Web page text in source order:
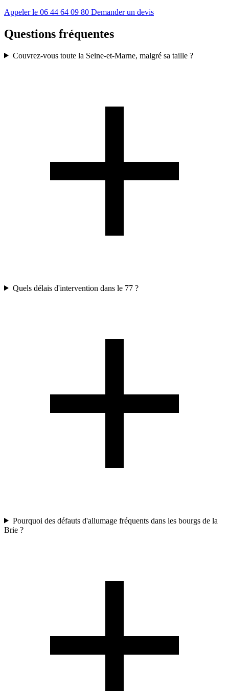
Appeler le 06 44 64 09 80 Demander un devis
Questions fréquentes
Couvrez-vous toute la Seine-et-Marne, malgré sa taille ?
Quels délais d'intervention dans le 77 ?
Pourquoi des défauts d'allumage fréquents dans les bourgs de la
Brie ?